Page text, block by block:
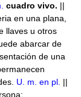
cuadro vivo. ||
en una plana,
llaves u otros
abarcar de
de una
U. m. en pl. ||